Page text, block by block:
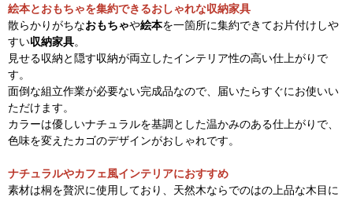
絵本とおもちゃを集約できるおしゃれな収納家具
散らかりがちなおもちゃや絵本を一箇所に集約できてお片付けしや
すい収納家具。
見せる収納と隠す収納が両立したインテリア性の高い仕上がりで
す。
面倒な組立作業が必要ない完成品なので、届いたらすぐにお使いい
ただけます。
カラーは優しいナチュラルを基調とした温かみのある仕上がりで、
色味を変えたカゴのデザインがおしゃれです。
ナチュラルやカフェ風インテリアにおすすめ
素材は桐を贅沢に使用しており、天然木ならでのはの上品な木目に